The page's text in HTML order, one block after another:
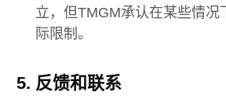
立，但TMGM承认在某些情况
际限制。
反馈和联系